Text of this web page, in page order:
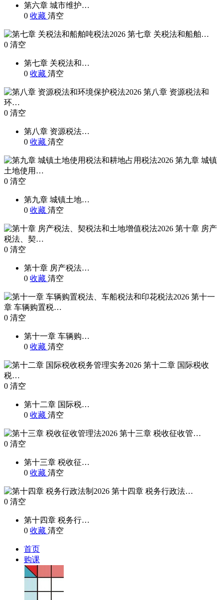
第六章 城市维护…
0 收藏 清空
第七章 关税法和船舶…
0 清空
第七章 关税法和…
0 收藏 清空
第八章 资源税法和
环…
0 清空
第八章 资源税法…
0 收藏 清空
第九章 城镇
土地使用…
0 清空
第九章 城镇土地…
0 收藏 清空
第十章 房产
税法、契…
0 清空
第十章 房产税法…
0 收藏 清空
第十一
章 车辆购置税…
0 清空
第十一章 车辆购…
0 收藏 清空
第十二章 国际税收
税…
0 清空
第十二章 国际税…
0 收藏 清空
第十三章 税收征收管…
0 清空
第十三章 税收征…
0 收藏 清空
第十四章 税务行政法…
0 清空
第十四章 税务行…
0 收藏 清空
首页
购课